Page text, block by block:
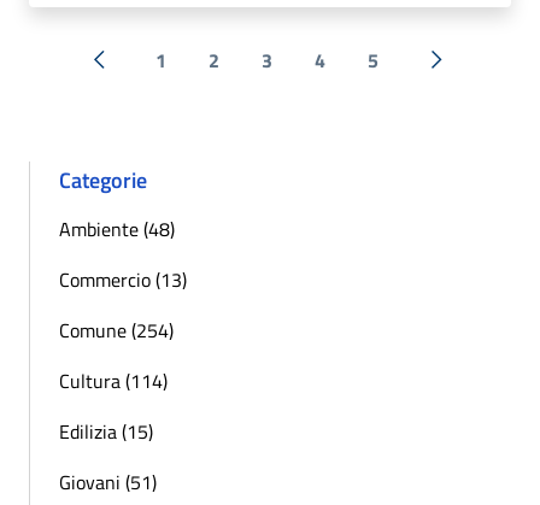
« Precedente
1 2 3 4 5 Successiva
Categorie
Ambiente (48)
Commercio (13)
Comune (254)
Cultura (114)
Edilizia (15)
Giovani (51)